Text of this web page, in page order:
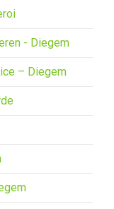
- Diegem
– Diegem